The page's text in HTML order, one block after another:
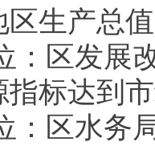
区生产总
：区发展
指标达到
：区水务